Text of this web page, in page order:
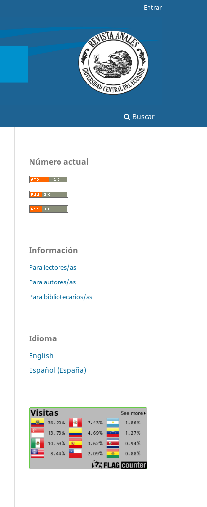
Buscar
Entrar
Número actual
Información
Para lectores/as
Para autores/as
Para bibliotecarios/as
Idioma
English
Español (España)